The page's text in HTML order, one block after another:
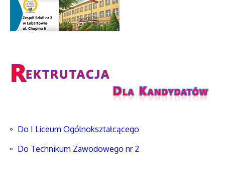
Do I Liceum Ogólnokształcącego
Do Technikum Zawodowego nr 2